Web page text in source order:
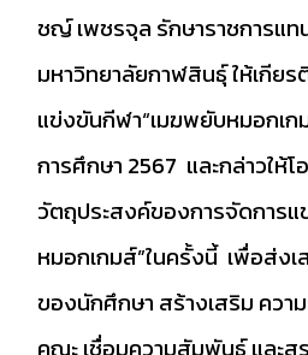
ชญ์ เพชรจุล รักษาราชการแท
มหาวิทยาลัยกาฬสินธุ์ ให้เกียร
แข่งขันกีฬา“เมฆพยับหมอกเก
การศึกษา 2567 และกล่าวให้โ
วัตถุประสงค์ของการจัดการ
หมอกเกมส์”ในครั้งนี้ เพื่อส่ง
ของนักศึกษา สร้างเสริม ควา
คณะ เชื่อมความสัมพันธ์ และ